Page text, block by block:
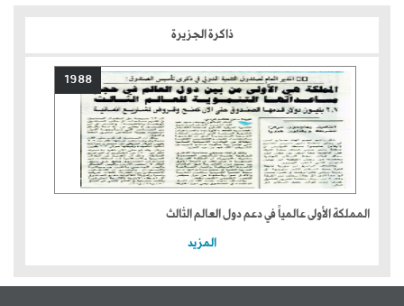
ذاكرة الجزيرة
1988
المملكة الأولى عالمياً في دعم دول العالم الثالث
المزيد